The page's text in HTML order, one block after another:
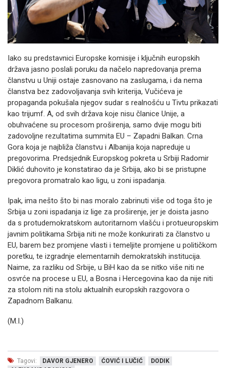
Iako su predstavnici Europske komisije i ključnih europskih
država jasno poslali poruku da načelo napredovanja prema
članstvu u Uniji ostaje zasnovano na zaslugama, i da nema
članstva bez zadovoljavanja svih kriterija, Vučićeva je
propaganda pokušala njegov sudar s realnošću u Tivtu prikazati
kao trijumf. A, od svih država koje nisu članice Unije, a
obuhvaćene su procesom proširenja, samo dvije mogu biti
zadovoljne rezultatima summita EU – Zapadni Balkan. Crna
Gora koja je najbliža članstvu i Albanija koja napreduje u
pregovorima. Predsjednik Europskog pokreta u Srbiji Radomir
Diklić duhovito je konstatirao da je Srbija, ako bi se pristupne
pregovora promatralo kao ligu, u zoni ispadanja.
Ipak, ima nešto što bi nas moralo zabrinuti više od toga što je
Srbija u zoni ispadanja iz lige za proširenje, jer je doista jasno
da s protudemokratskom autoritarnom vlašću i protueuropskim
javnim politikama Srbija niti ne može konkurirati za članstvo u
EU, barem bez promjene vlasti i temeljite promjene u političkom
poretku, te izgradnje elementarnih demokratskih institucija.
Naime, za razliku od Srbije, u BiH kao da se nitko više niti ne
osvrće na procese u EU, a Bosna i Hercegovina kao da nije niti
za stolom niti na stolu aktualnih europskih razgovora o
Zapadnom Balkanu.
(M.I.)
Tagovi: DAVOR GJENERO ĆOVIĆ I LUČIĆ
DODIK